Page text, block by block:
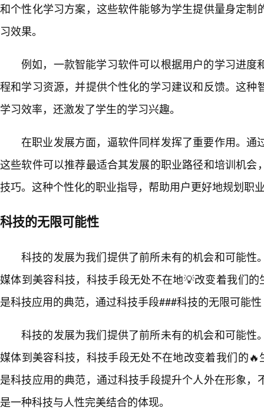
和个性化学习方案，这些软件能够为学生提供量身定制
习效果。
例如，一款智能学习软件可以根据用户的学习进度
程和学习资源，并提供个性化的学习建议和反馈。这种
学习效率，还激发了学生的学习兴趣。
在职业发展方面，逼软件同样发挥了重要作用。通
这些软件可以推荐最适合其发展的职业路径和培训机会
技巧。这种个性化的职业指导，帮助用户更好地规划职
科技的无限可能性
科技的发展为我们提供了前所未有的机会和可能性
媒体到美容科技，科技手段无处不在地💡改变着我们的
是科技应用的典范，通过科技手段###科技的无限可能性
科技的发展为我们提供了前所未有的机会和可能性
媒体到美容科技，科技手段无处不在地改变着我们的🔥
是科技应用的典范，通过科技手段提升个人外在形象，
是一种科技与人性完美结合的体现。